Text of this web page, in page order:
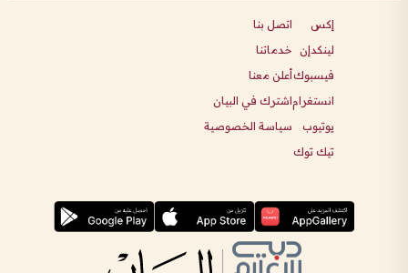
إكس
لينكدإن
فيسبوك
انستغرام
يوتيوب
تيك توك
اتصل بنا
خدماتنا
أعلن معنا
اشترك في البيان
سياسة الخصوصية